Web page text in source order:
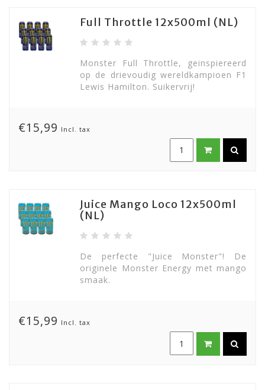
Full Throttle 12x500ml (NL)
Monster Full Throttle, geinspiereerd
op de drievoudig wereldkampioen F1
Lewis Hamilton. Suikervrij!
€15,99 Incl. tax
Juice Mango Loco 12x500ml
(NL)
De perfecte "Juice Monster"! De
originele Monster Energy met mango
smaak.
€15,99 Incl. tax